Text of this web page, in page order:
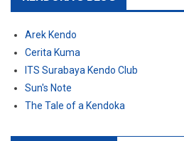
Arek Kendo
Cerita Kuma
ITS Surabaya Kendo Club
Sun's Note
The Tale of a Kendoka